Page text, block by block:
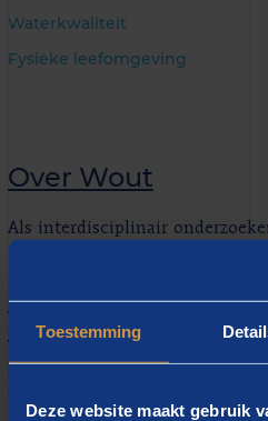
Toestemming
Deze website maakt gebruik
Over Wout
Als interdisciplinair
klimaatadaptatie heb ik met
vakgebieden gewerkt aan
vraagstukken. Daarbij
begeleiden van interactieve
Waterkwaliteit
Fysieke leefomgeving